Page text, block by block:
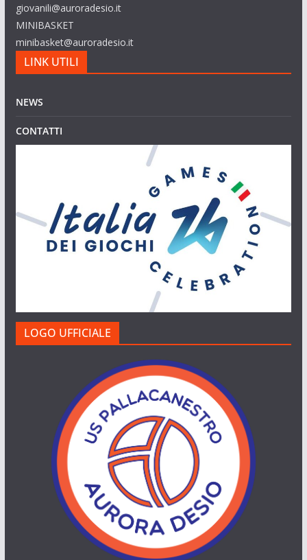
giovanili@auroradesio.it
MINIBASKET
minibasket@auroradesio.it
LINK UTILI
NEWS
CONTATTI
LOGO UFFICIALE